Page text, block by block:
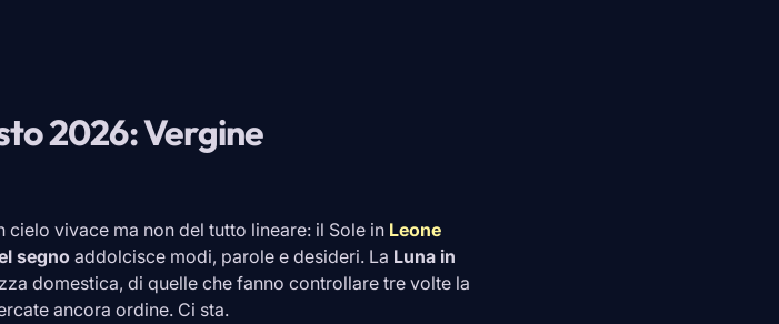
2026: Vergine
cielo vivace ma non del tutto lineare: il Sole in Leone
segno addolcisce modi, parole e desideri. La Luna in
domestica, di quelle che fanno controllare tre volte la
ancora ordine. Ci sta.